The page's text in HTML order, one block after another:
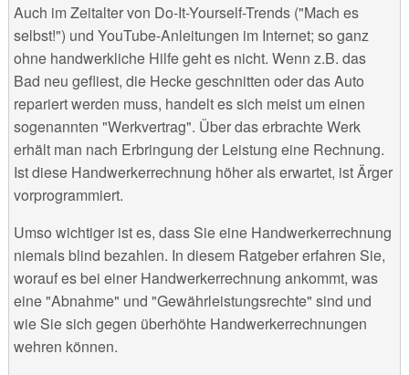
Auch im Zeitalter von Do-It-Yourself-Trends ("Mach es
selbst!") und YouTube-Anleitungen im Internet; so ganz
ohne handwerkliche Hilfe geht es nicht. Wenn z.B. das
Bad neu gefliest, die Hecke geschnitten oder das Auto
repariert werden muss, handelt es sich meist um einen
sogenannten "Werkvertrag". Über das erbrachte Werk
erhält man nach Erbringung der Leistung eine Rechnung.
Ist diese Handwerkerrechnung höher als erwartet, ist Ärger
vorprogrammiert.
Umso wichtiger ist es, dass Sie eine Handwerkerrechnung
niemals blind bezahlen. In diesem Ratgeber erfahren Sie,
worauf es bei einer Handwerkerrechnung ankommt, was
eine "Abnahme" und "Gewährleistungsrechte" sind und
wie Sie sich gegen überhöhte Handwerkerrechnungen
wehren können.